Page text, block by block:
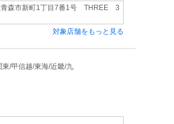
青森市新町1丁目7番1号 THREE 3
対象店舗をもっと見る
/甲信越/東海/近畿/九